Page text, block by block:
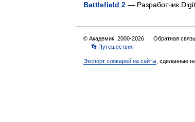
Battlefield 2 — Разработчик
© Академик, 2000-2026 Обратная
👣 Путешествия
Экспорт словарей на сайты , сделанные